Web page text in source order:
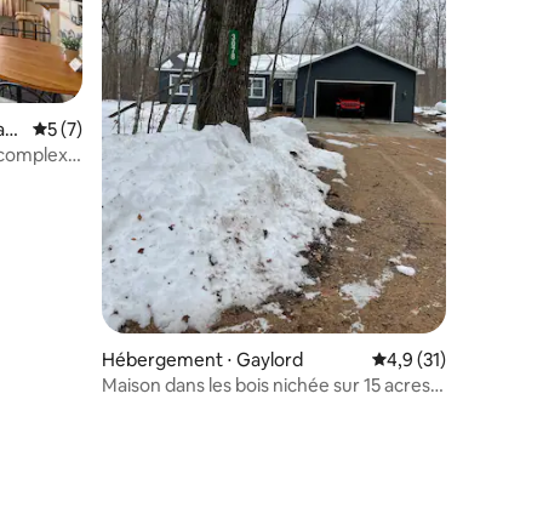
: 5 sur 5
Évaluation moyenne sur la base de 7 commentaires : 5 sur 5
5 (7)
Hébergement ⋅ Gaylord Évaluation
4,9 (31)
Maison dans les bois nichée sur 15 acres